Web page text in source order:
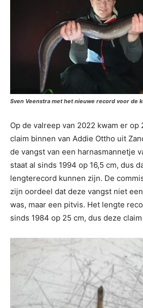
Sven Veenstra met het nieuwe record voor de
Op de valreep van 2022 kwam er op
claim binnen van Addie Ottho uit
de vangst van een harnasmannetje
staat al sinds 1994 op 16,5 cm, dus
lengterecord kunnen zijn. De
zijn oordeel dat deze vangst niet
was, maar een pitvis. Het lengte
sinds 1984 op 25 cm, dus deze